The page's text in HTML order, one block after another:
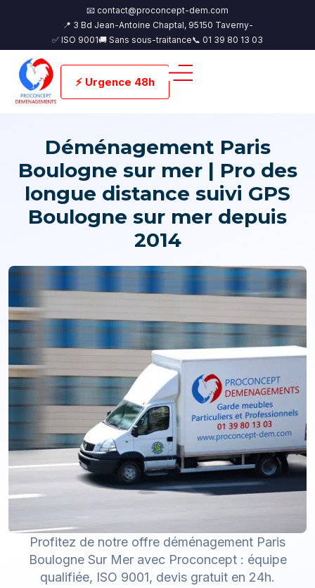
📧 contact@proconcept-dem.com
📍 3 Bd Jean-Antoine Chaptal, 95150 Taverny-
✅ ISO 9001🚚 Sans sous-traitance📞 01 39 80 13 03
⚡ Urgence 48h
Déménagement Paris
Boulogne sur mer | Pro des
longue distance suivi GPS
Boulogne sur mer depuis
2014
Profitez de notre offre déménagement Paris
Boulogne Sur Mer avec Proconcept : équipe
qualifiée, ISO 9001, devis gratuit en 24h.